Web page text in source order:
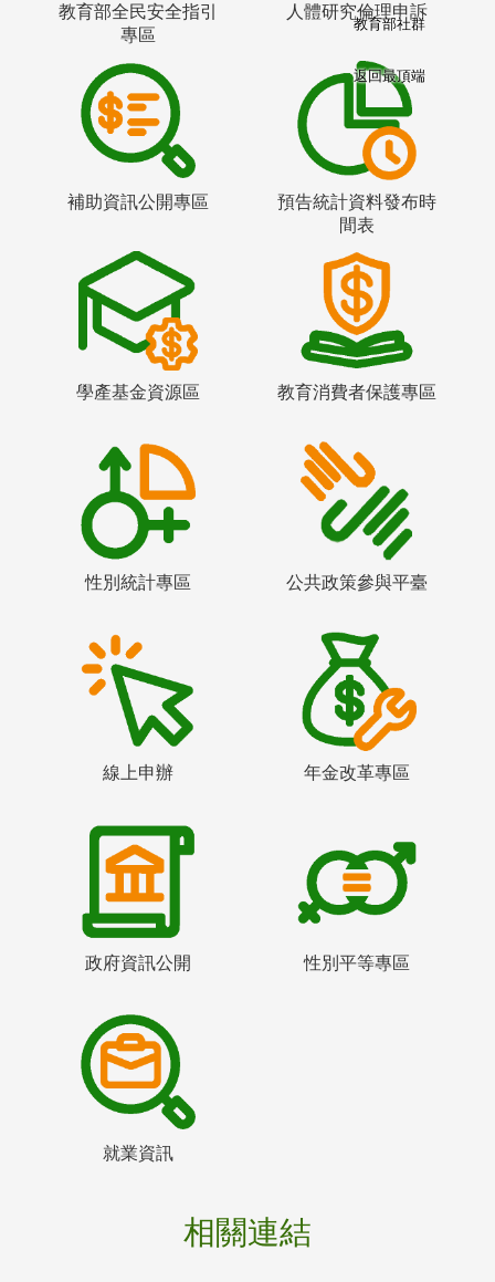
教育部全民安全指引
專區
人體研究倫理申訴
補助資訊公開專區
預告統計資料發布時
間表
學產基金資源區 教育消費者保護專區
性別統計專區 公共政策參與平臺
線上申辦 年金改革專區
政府資訊公開 性別平等專區
就業資訊
相關連結
教育部社群
返回最頂端